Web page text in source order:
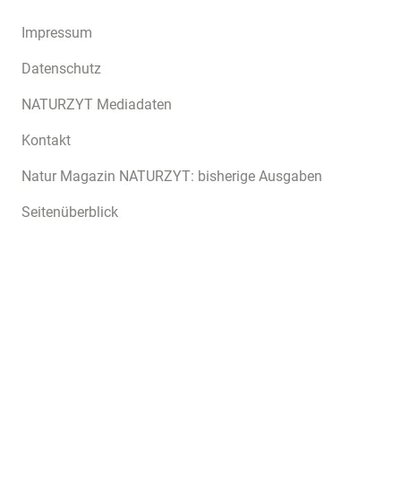
Impressum
Datenschutz
NATURZYT Mediadaten
Kontakt
Natur Magazin NATURZYT: bisherige Ausgaben
Seitenüberblick